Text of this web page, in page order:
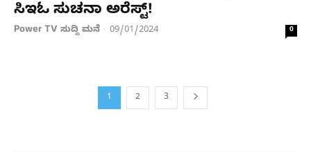
ಸಿಇಓ ಸುಚನಾ ಅರೆಸ್ಟ್!
Power TV ಸುದ್ದಿ ಮನೆ - 09/01/2024 0
1 2 3